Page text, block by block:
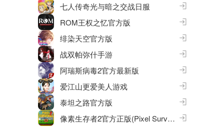
七人传奇光与暗之交战日服
ROM王权之忆官方版
绯染天空官方版
战双帕弥什手游
阿瑞斯病毒2官方最新版
爱江山更爱美人游戏
泰坦之路官方版
像素生存者2官方正版(Pixel Survival Game 2)